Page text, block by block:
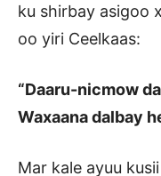
ku shirbay asigoo
oo yiri Ceelkaas:
“Daaru-nicmow
Waxaana dalbay
Mar kale ayuu